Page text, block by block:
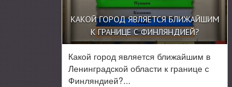
КАКОЙ ГОРОД ЯВЛЯЕТСЯ БЛИЖАЙШИМ
К ГРАНИЦЕ С ФИНЛЯНДИЕЙ?
Какой город является ближайшим в
Ленинградской области к границе с
Финляндией?...